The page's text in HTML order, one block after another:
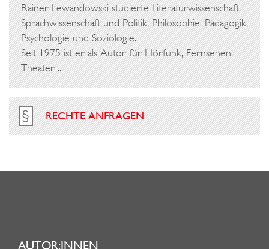
Rainer Lewandowski studierte Literaturwissenschaft,
Sprachwissenschaft und Politik, Philosophie, Pädagogik,
Psychologie und Soziologie.
Seit 1975 ist er als Autor für Hörfunk, Fernsehen,
Theater ...
RECHTE ANFRAGEN
AUTOR:INNEN